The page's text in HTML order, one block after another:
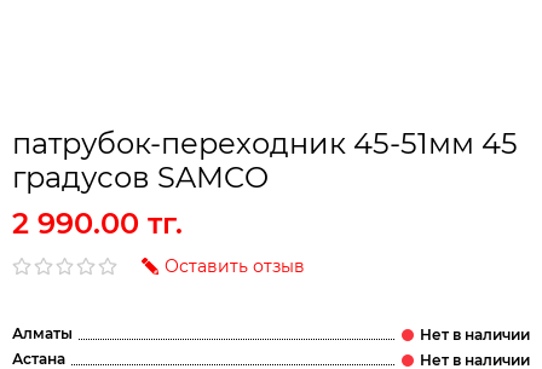
патрубок-переходник 45-51мм 45
градусов SAMCO
2 990.00 тг.
Оставить отзыв
Алматы
Астана